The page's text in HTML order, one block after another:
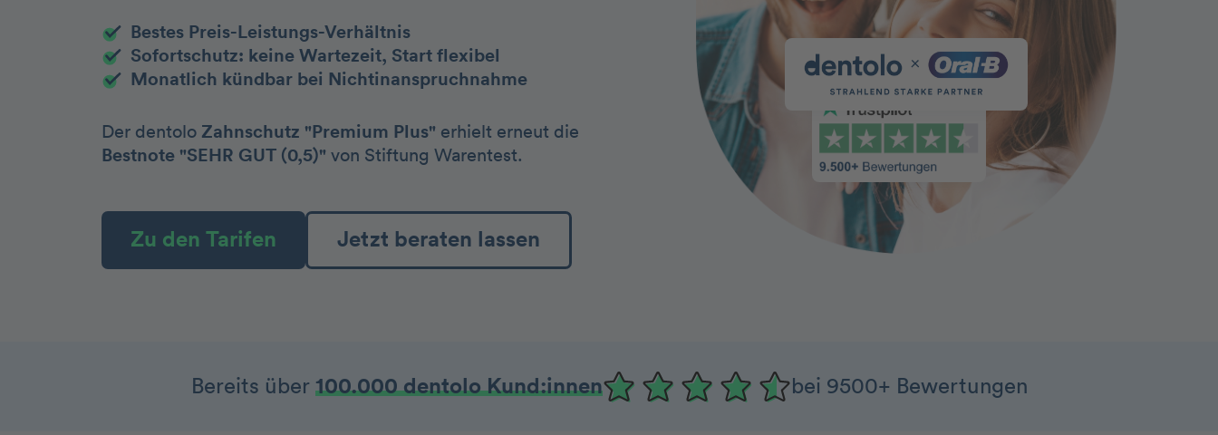
Bestes Preis-Leistungs-Verhältnis
Sofortschutz: keine Wartezeit, Start flexibel
Monatlich kündbar bei Nichtinanspruchnahme
Der dentolo Zahnschutz "Premium Plus" erhielt erneut die
Bestnote "SEHR GUT (0,5)" von Stiftung Warentest.
Zu den Tarifen Jetzt beraten lassen
Bereits über 100.000 dentolo Kund:innen bei 9500+ Bewertungen